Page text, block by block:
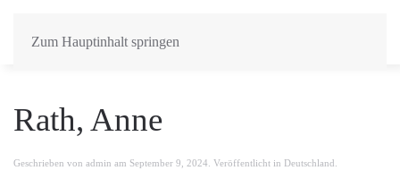
Zum Hauptinhalt springen
Rath, Anne
Geschrieben von admin am September 9, 2024. Veröffentlicht in Deutschland .